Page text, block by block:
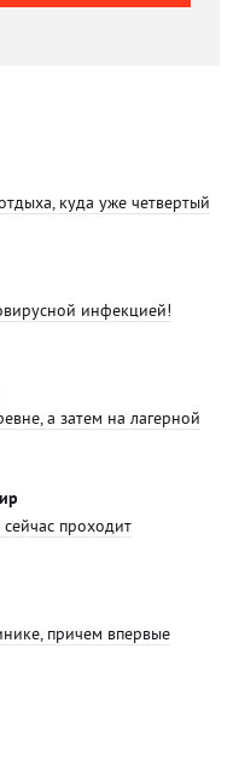
куда уже четвертый
инфекцией!
а затем на лагерной
проходит
причем впервые